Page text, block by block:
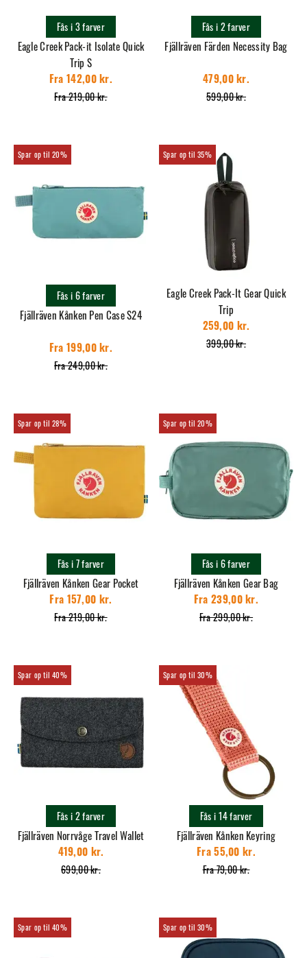
Eagle Creek Pack-it Isolate Quick
Trip S
Fra 219,00 kr.
Fra 142,00 kr.
Fås i 3 farver
Fjällräven Färden Necessity Bag
599,00 kr.
479,00 kr.
Fås i 2 farver
20%
Fjällräven Kånken Pen Case S24
Fra 249,00 kr.
Fra 199,00 kr.
Fås i 6 farver
35%
Eagle Creek Pack-It Gear Quick
Trip
399,00 kr.
259,00 kr.
28%
Fjällräven Kånken Gear Pocket
Fra 219,00 kr.
Fra 157,00 kr.
Fås i 7 farver
20%
Fjällräven Kånken Gear Bag
Fra 299,00 kr.
Fra 239,00 kr.
Fås i 6 farver
40%
Fjällräven Norrvåge Travel Wallet
699,00 kr.
419,00 kr.
Fås i 2 farver
30%
Fjällräven Kånken Keyring
Fra 79,00 kr.
Fra 55,00 kr.
Fås i 14 farver
40% 30%